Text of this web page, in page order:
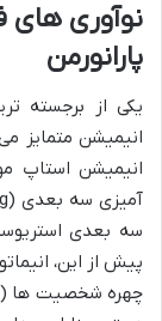
نوآوری های
پارانورمن
یکی از برجسته
انیمیشن متمایز
انیمیشن استاپ
پیش از این،
چهره شخصیت ها